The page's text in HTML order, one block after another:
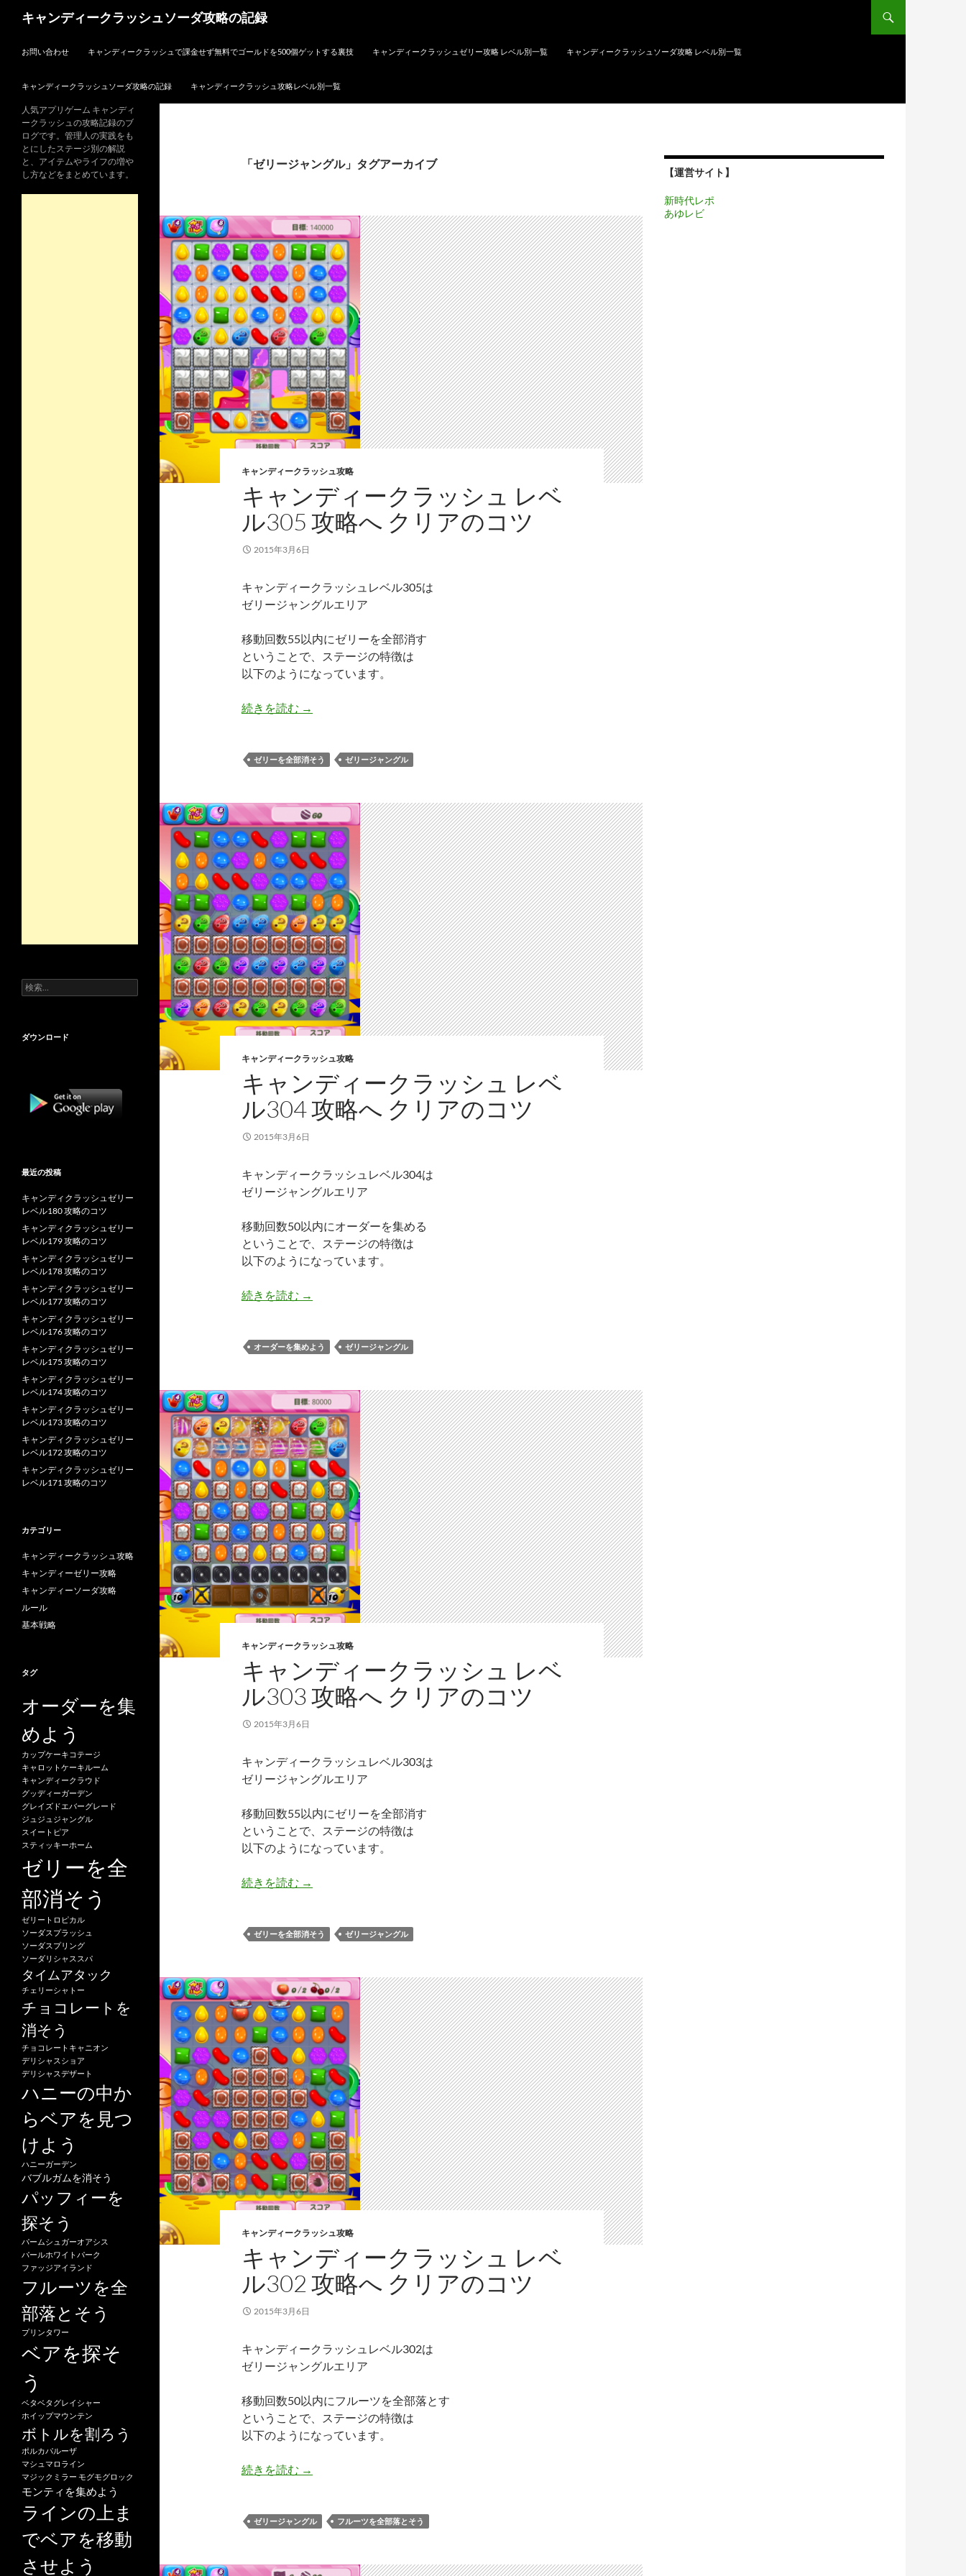
キャンディークラッシュソーダ攻略の記録
お問い合わせ
キャンディークラッシュで課金せず無料でゴールドを500個ゲットする裏技 キャンディークラッシュゼリー攻略 レベル別一覧 キャンディークラッシュソーダ攻略 レベル別一覧
キャンディークラッシュソーダ攻略の記録 キャンディークラッシュ攻略レベル別一覧
「ゼリージャングル」タグアーカイブ
キャンディークラッシュ攻略
キャンディークラッシュ レベ
ル305 攻略へ クリアのコツ
2015年3月6日
キャンディークラッシュレベル305は
ゼリージャングルエリア
移動回数55以内にゼリーを全部消す
ということで、ステージの特徴は
以下のようになっています。
続きを読む キャンディークラッシュ レベル305 攻略へ クリアのコツ
→
ゼリーを全部消そう ゼリージャングル
キャンディークラッシュ攻略
キャンディークラッシュ レベ
ル304 攻略へ クリアのコツ
2015年3月6日
キャンディークラッシュレベル304は
ゼリージャングルエリア
移動回数50以内にオーダーを集める
ということで、ステージの特徴は
以下のようになっています。
続きを読む キャンディークラッシュ レベル304 攻略へ クリアのコツ
→
オーダーを集めよう ゼリージャングル
キャンディークラッシュ攻略
キャンディークラッシュ レベ
ル303 攻略へ クリアのコツ
2015年3月6日
キャンディークラッシュレベル303は
ゼリージャングルエリア
移動回数55以内にゼリーを全部消す
ということで、ステージの特徴は
以下のようになっています。
続きを読む キャンディークラッシュ レベル303 攻略へ クリアのコツ
→
ゼリーを全部消そう ゼリージャングル
キャンディークラッシュ攻略
キャンディークラッシュ レベ
ル302 攻略へ クリアのコツ
2015年3月6日
キャンディークラッシュレベル302は
ゼリージャングルエリア
移動回数50以内にフルーツを全部落とす
ということで、ステージの特徴は
以下のようになっています。
続きを読む キャンディークラッシュ レベル302 攻略へ クリアのコツ
→
ゼリージャングル フルーツを全部落とそう
【運営サイト】
新時代レポ
あゆレビ
人気アプリゲーム キャンディ
ークラッシュの攻略記録のブ
ログです。管理人の実践をも
とにしたステージ別の解説
と、アイテムやライフの増や
し方などをまとめています。
検
索:
ダウンロード
最近の投稿
キャンディクラッシュゼリー
レベル180 攻略のコツ
キャンディクラッシュゼリー
レベル179 攻略のコツ
キャンディクラッシュゼリー
レベル178 攻略のコツ
キャンディクラッシュゼリー
レベル177 攻略のコツ
キャンディクラッシュゼリー
レベル176 攻略のコツ
キャンディクラッシュゼリー
レベル175 攻略のコツ
キャンディクラッシュゼリー
レベル174 攻略のコツ
キャンディクラッシュゼリー
レベル173 攻略のコツ
キャンディクラッシュゼリー
レベル172 攻略のコツ
キャンディクラッシュゼリー
レベル171 攻略のコツ
カテゴリー
キャンディークラッシュ攻略
キャンディーゼリー攻略
キャンディーソーダ攻略
ルール
基本戦略
タグ
オーダーを集
めよう
カップケーキコテージ
キャロットケーキルーム
キャンディークラウド
グッディーガーデン
グレイズドエバーグレード
ジュジュジャングル
スイートピア
スティッキーホーム
ゼリーを全
部消そう
ゼリートロピカル
ソーダスプラッシュ
ソーダスプリング
ソーダリシャススパ
タイムアタック
チェリーシャトー
チョコレートを
消そう
チョコレートキャニオン
デリシャスショア
デリシャスデザート
ハニーの中か
らベアを見つ
けよう
ハニーガーデン
バブルガムを消そう
パッフィーを
探そう
パームシュガーオアシス
パールホワイトパーク
ファッジアイランド
フルーツを全
部落とそう
プリンタワー
ベアを探そ
う
ベタベタグレイシャー
ホイップマウンテン
ボトルを割ろう
ポルカパルーザ
マシュマロライン
マジックミラー モグモグロック
モンティを集めよう
ラインの上ま
でベアを移動
させよう